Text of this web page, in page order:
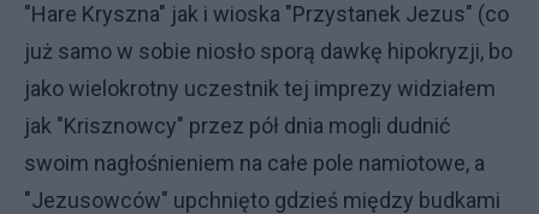
"Hare Kryszna" jak i wioska "Przystanek Jezus" (co
już samo w sobie niosło sporą dawkę hipokryzji, bo
jako wielokrotny uczestnik tej imprezy widziałem
jak "Krisznowcy" przez pół dnia mogli dudnić
swoim nagłośnieniem na całe pole namiotowe, a
"Jezusowców" upchnięto gdzieś między budkami